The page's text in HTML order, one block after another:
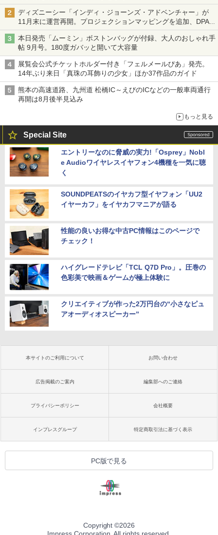
ディズニーシー「インディ・ジョーンズ・アドベンチャー」が
11月末に運営再開。プロジェクションマッピングを追加、DPA
は1500円
本日発売「ムーミン」ボストンバッグが付録、大人のおしゃれ手
帖 9月号。180度ガバッと開いて大容量
展覧会公式チケットホルダー付き「フェルメールぴあ」発売。
14年ぶり来日「真珠の耳飾りの少女」ほか37作品のガイド
熊本の高速道路、九州道 松橋IC～えびのICなどの一般車両通行
再開は8月後半見込み
もっと見る
Special Site
エントリーなのに脅威の実力!「Osprey」Nobl
e Audioワイヤレスイヤフォン4機種を一気に聴
く
SOUNDPEATSのイヤカフ型イヤフォン「UU2
イヤーカフ」をイヤカフマニアが語る
性能の良いお得な中古PC情報はこのページで
チェック！
ハイグレードテレビ「TCL Q7D Pro」。圧巻の
色彩美で映画＆ゲームが極上体験に
クリエイティブが作った2万円台の“小さなピュ
アオーディオスピーカー”
本サイトのご利用について お問い合わせ
広告掲載のご案内 編集部へのご連絡
プライバシーポリシー 会社概要
インプレスグループ 特定商取引法に基づく表示
PC版で見る
Copyright ©2026